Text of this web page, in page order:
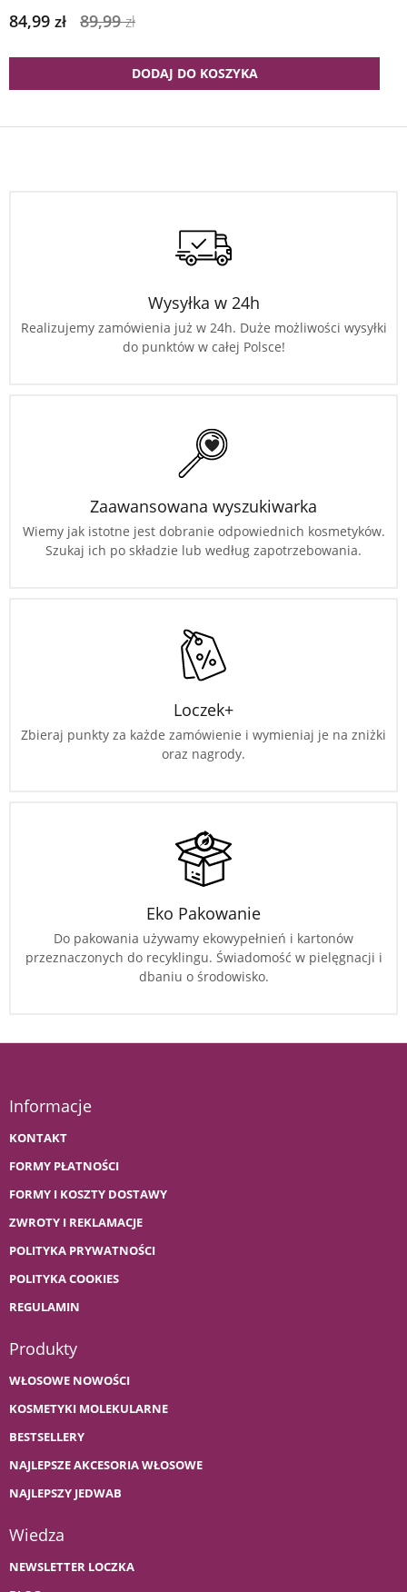
84,99 zł 89,99zł
DODAJ DO KOSZYKA
Wysyłka w 24h
Realizujemy zamówienia już w 24h. Duże możliwości wysyłki
do punktów w całej Polsce!
Zaawansowana wyszukiwarka
Wiemy jak istotne jest dobranie odpowiednich kosmetyków.
Szukaj ich po składzie lub według zapotrzebowania.
Loczek+
Zbieraj punkty za każde zamówienie i wymieniaj je na zniżki
oraz nagrody.
Eko Pakowanie
Do pakowania używamy ekowypełnień i kartonów
przeznaczonych do recyklingu. Świadomość w pielęgnacji i
dbaniu o środowisko.
Informacje
KONTAKT
FORMY PŁATNOŚCI
FORMY I KOSZTY DOSTAWY
ZWROTY I REKLAMACJE
POLITYKA PRYWATNOŚCI
POLITYKA COOKIES
REGULAMIN
Produkty
WŁOSOWE NOWOŚCI
KOSMETYKI MOLEKULARNE
BESTSELLERY
NAJLEPSZE AKCESORIA WŁOSOWE
NAJLEPSZY JEDWAB
Wiedza
NEWSLETTER LOCZKA